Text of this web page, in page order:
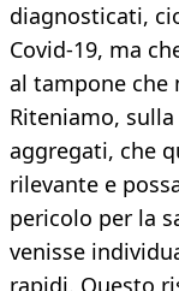
diagnosticati,
Covid-19, ma
al tampone che
Riteniamo,
aggregati, che
rilevante e
pericolo per la
venisse
rapidi. Questo